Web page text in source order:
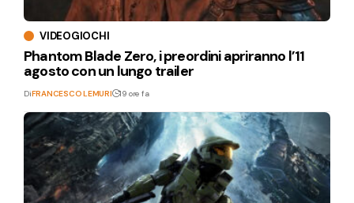
VIDEOGIOCHI
Phantom Blade Zero, i preordini apriranno l’11
agosto con un lungo trailer
DiFRANCESCO LEMURI 19 ore fa